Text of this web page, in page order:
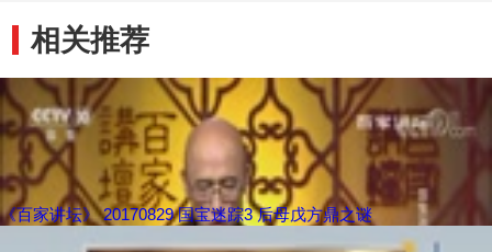
相关推荐
《百家讲坛》 20170829 国宝迷踪3 后母戊方鼎之谜